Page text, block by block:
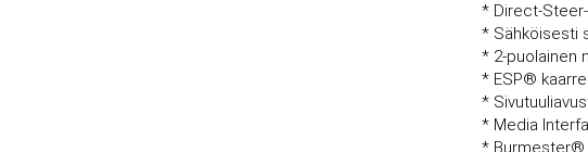
* Direct-
* Sähköisesti
* 2-puolainen
* ESP®
*
* Media
* Burmester®